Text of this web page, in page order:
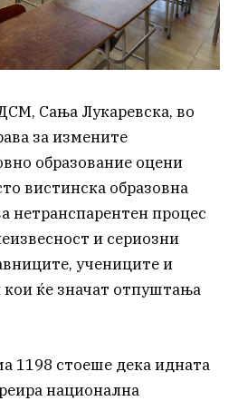
Сања Лукаревска, во
за измените
образование оцени
вистинска образовна
нетранспарентен процес
и сериозни
учениците и
ќе значат отпуштања
1198 стоеше дека идната
национална